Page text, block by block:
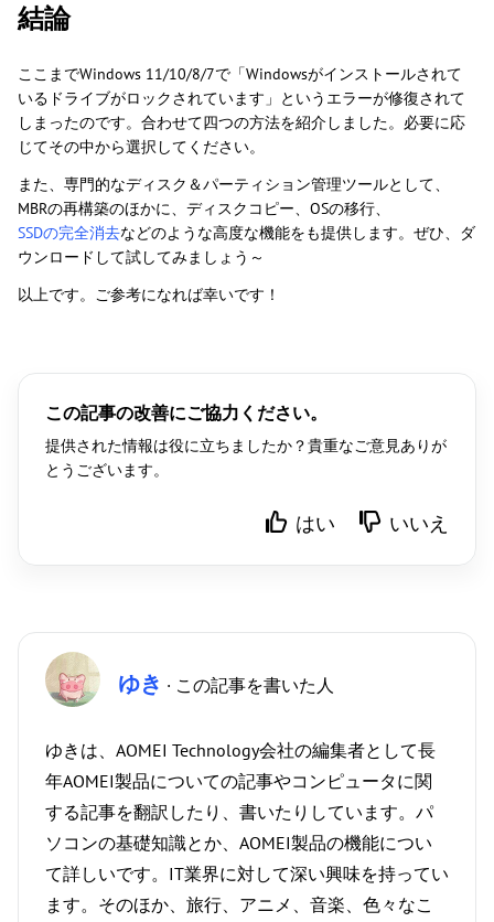
結論
ここまでWindows 11/10/8/7で「Windowsがインストールされて
いるドライブがロックされています」というエラーが修復されて
しまったのです。合わせて四つの方法を紹介しました。必要に応
じてその中から選択してください。
また、専門的なディスク＆パーティション管理ツールとして、
MBRの再構築のほかに、ディスクコピー、OSの移行、
SSDの完全消去などのような高度な機能をも提供します。ぜひ、ダ
ウンロードして試してみましょう～
以上です。ご参考になれば幸いです！
この記事の改善にご協力ください。
提供された情報は役に立ちましたか？貴重なご意見ありが
とうございます。
はい いいえ
ゆき · この記事を書いた人
ゆきは、AOMEI Technology会社の編集者として長
年AOMEI製品についての記事やコンピュータに関
する記事を翻訳したり、書いたりしています。パ
ソコンの基礎知識とか、AOMEI製品の機能につい
て詳しいです。IT業界に対して深い興味を持ってい
ます。そのほか、旅行、アニメ、音楽、色々なこ